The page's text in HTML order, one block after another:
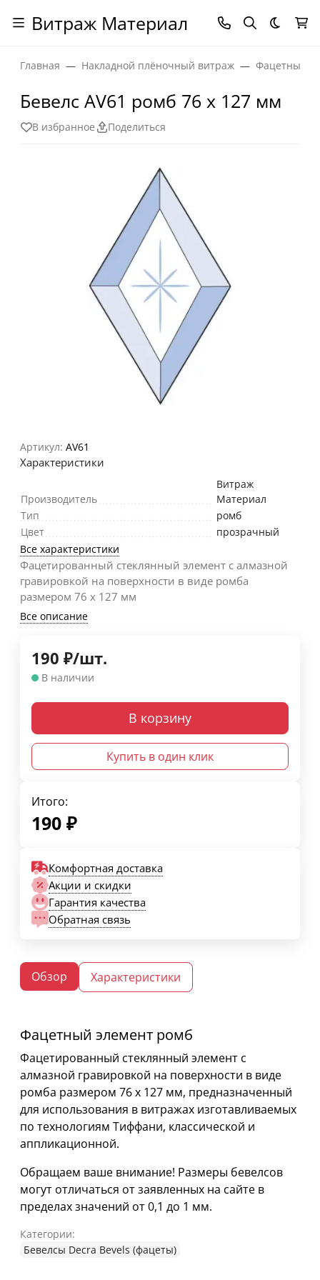
Витраж Материал Темная
Главная Накладной плёночный витраж Фацетные
Бевелс AV61 ромб 76 х 127 мм
В избранное Поделиться
Артикул: AV61
Характеристики
Производитель
Витраж
Материал
Тип
ромб
Цвет
прозрачный
Все характеристики
Фацетированный стеклянный элемент с алмазной
гравировкой на поверхности в виде ромба
размером 76 х 127 мм
Все описание
190 ₽/шт.
В наличии
В корзину
Купить в один клик
Итого:
190 ₽
Комфортная доставка
Акции и скидки
Гарантия качества
Обратная связь
Обзор Характеристики
Фацетный элемент ромб
Фацетированный стеклянный элемент с
алмазной гравировкой на поверхности в виде
ромба размером 76 х 127 мм, предназначенный
для использования в витражах изготавливаемых
по технологиям Тиффани, классической и
аппликационной.
Обращаем ваше внимание! Размеры бевелсов
могут отличаться от заявленных на сайте в
пределах значений от 0,1 до 1 мм.
Категории:
Бевелсы Decra Bevels (фацеты)